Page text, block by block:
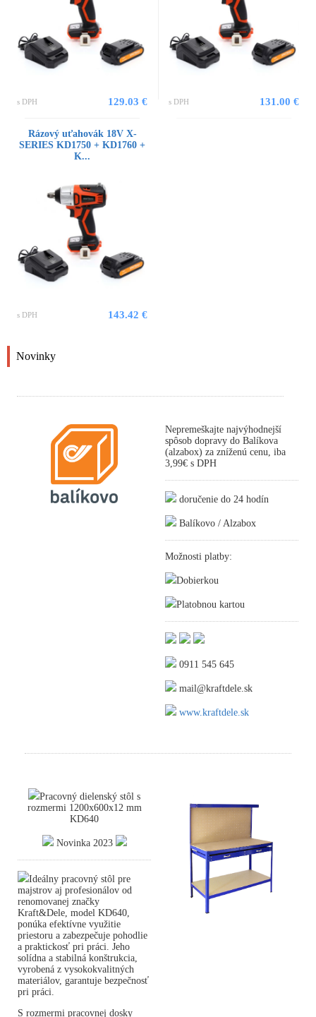
s DPH 129.03 € s DPH 131.00 €
Rázový uťahovák 18V X-
SERIES KD1750 + KD1760 +
K...
s DPH 143.42 €
Novinky
Nepremeškajte najvýhodnejší
spôsob dopravy do Balíkova
(alzabox) za zníženú cenu, iba
3,99€ s DPH
doručenie do 24 hodín
Balíkovo / Alzabox
Možnosti platby:
Dobierkou
Platobnou kartou
0911 545 645
mail@kraftdele.sk
www.kraftdele.sk
Pracovný dielenský stôl s
rozmermi 1200x600x12 mm
KD640
Novinka 2023
Ideálny pracovný stôl pre
majstrov aj profesionálov od
renomovanej značky
Kraft&Dele, model KD640,
ponúka efektívne využitie
priestoru a zabezpečuje pohodlie
a praktickosť pri práci. Jeho
solídna a stabilná konštrukcia,
vyrobená z vysokokvalitných
materiálov, garantuje bezpečnosť
pri práci.
S rozmermi pracovnej dosky